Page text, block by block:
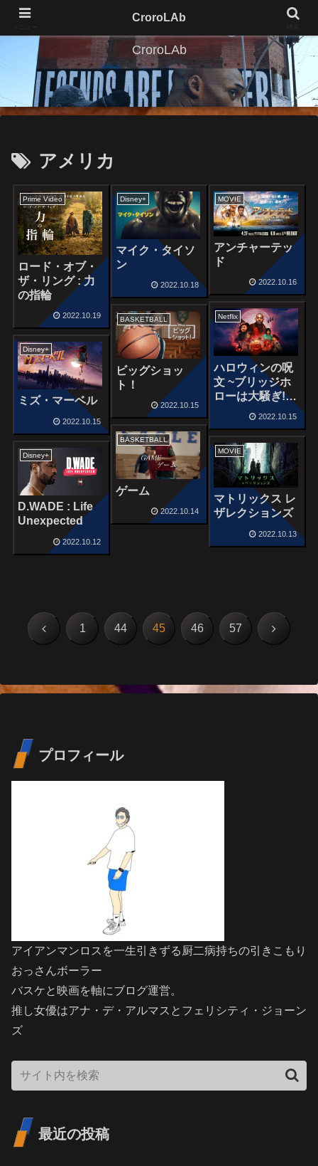
CroroLAb
アメリカ
Prime Video
ロード・オブ・
ザ・リング : 力
の指輪
2022.10.19
Disney+
マイク・タイソ
ン
2022.10.18
MOVIE
アンチャーテッ
ド
2022.10.16
Netflix
ハロウィンの呪
文 ~ブリッジホ
ローは大騒ぎ!?
2022.10.15
BASKETBALL
ビッグショッ
ト！
2022.10.15
Disney+
ミズ・マーベル
2022.10.15
BASKETBALL
ゲーム
2022.10.14
MOVIE
マトリックス レ
ザレクションズ
2022.10.13
Disney+
D.WADE : Life
Unexpected
2022.10.12
前 1 44 45 46 57 次
プロフィール
アイアンマンロスを一生引きずる厨二病持ちの引きこもり
おっさんボーラー
バスケと映画を軸にブログ運営。
推し女優はアナ・デ・アルマスとフェリシティ・ジョーン
ズ
最近の投稿
CroroLAb